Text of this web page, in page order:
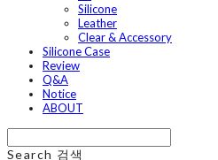
Silicone
Leather
Clear & Accessory
Silicone Case
Review
Q&A
Notice
ABOUT
Search 검색